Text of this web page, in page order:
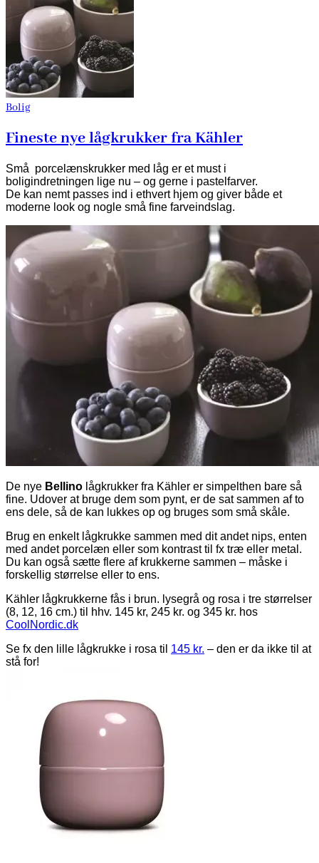
Bolig
Fineste nye lågkrukker fra Kähler
Små porcelænskrukker med låg er et must i
boligindretningen lige nu – og gerne i pastelfarver.
De kan nemt passes ind i ethvert hjem og giver både et
moderne look og nogle små fine farveindslag.
De nye Bellino lågkrukker fra Kähler er simpelthen bare så
fine. Udover at bruge dem som pynt, er de sat sammen af to
ens dele, så de kan lukkes op og bruges som små skåle.
Brug en enkelt lågkrukke sammen med dit andet nips, enten
med andet porcelæn eller som kontrast til fx træ eller metal.
Du kan også sætte flere af krukkerne sammen – måske i
forskellig størrelse eller to ens.
Kähler lågkrukkerne fås i brun. lysegrå og rosa i tre størrelser
(8, 12, 16 cm.) til hhv. 145 kr, 245 kr. og 345 kr. hos
CoolNordic.dk
Se fx den lille lågkrukke i rosa til 145 kr. – den er da ikke til at
stå for!